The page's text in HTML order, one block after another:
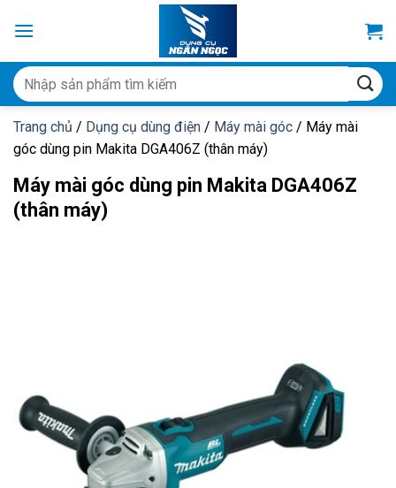
qua
dung
Tìm
kiếm:
Trang chủ / Dụng cụ dùng điện / Máy mài góc / Máy mài
góc dùng pin Makita DGA406Z (thân máy)
Máy mài góc dùng pin Makita DGA406Z
(thân máy)